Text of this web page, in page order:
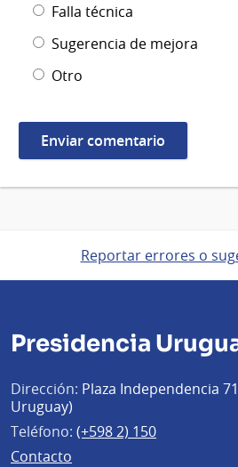
Falla técnica
Sugerencia de mejora
Otro
Reportar errores o
Presidencia
Dirección: Plaza Independencia
Uruguay)
Teléfono: (+598 2) 150
Contacto